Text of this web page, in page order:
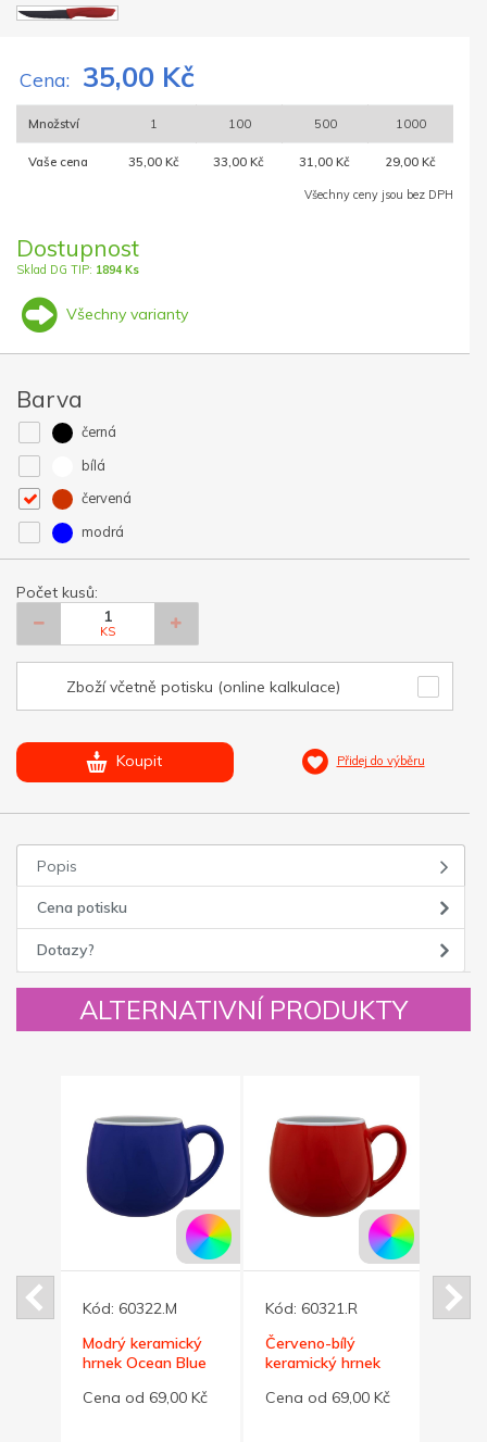
Cena: 35,00 Kč
Množství 1 100 500 1000
Vaše cena 35,00 Kč 33,00 Kč 31,00 Kč 29,00 Kč
Všechny ceny jsou bez DPH
Dostupnost
Sklad DG TIP: 1894 Ks
Všechny varianty
Barva
černá
bílá
červená
modrá
Počet kusů:
KS
Zboží včetně potisku (online kalkulace)
Koupit Přidej do výběru
Popis
Cena potisku
Dotazy?
ALTERNATIVNÍ PRODUKTY
Kód: 60322.M
Modrý keramický
hrnek Ocean Blue
Cena od 69,00 Kč
Kód: 60321.R
Červeno-bílý
keramický hrnek
Cena od 69,00 Kč
Kód: